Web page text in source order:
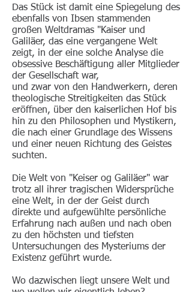
Das Stück ist damit eine Spiegelung des
ebenfalls von Ibsen stammenden
großen Weltdramas "Kaiser und
Galiläer, das eine vergangene Welt
zeigt, in der eine solche Analyse die
obsessive Beschäftigung aller Mitglieder
der Gesellschaft war,
und zwar von den Handwerkern, deren
theologische Streitigkeiten das Stück
eröffnen, über den kaiserlichen Hof bis
hin zu den Philosophen und Mystikern,
die nach einer Grundlage des Wissens
und einer neuen Richtung des Geistes
suchten.
Die Welt von "Keiser og Galiläer" war
trotz all ihrer tragischen Widersprüche
eine Welt, in der der Geist durch
direkte und aufgewühlte persönliche
Erfahrung nach außen und nach oben
zu den höchsten und tiefsten
Untersuchungen des Mysteriums der
Existenz geführt wurde.
Wo dazwischen liegt unsere Welt und